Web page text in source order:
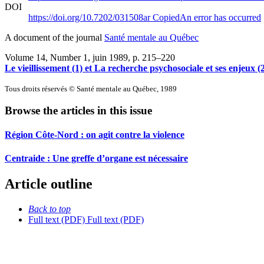
DOI
https://doi.org/10.7202/031508arCopiedAn error has occurred
A document of the journal Santé mentale au Québec
Volume 14, Number 1, juin 1989, p. 215–220
Le vieillissement (1) et La recherche psychosociale et ses enjeux
Tous droits réservés © Santé mentale au Québec, 1989
Browse the articles in this issue
Région Côte-Nord : on agit contre la violence
Centraide : Une greffe d’organe est nécessaire
Article outline
Back to top
Full text (PDF) Full text (PDF)